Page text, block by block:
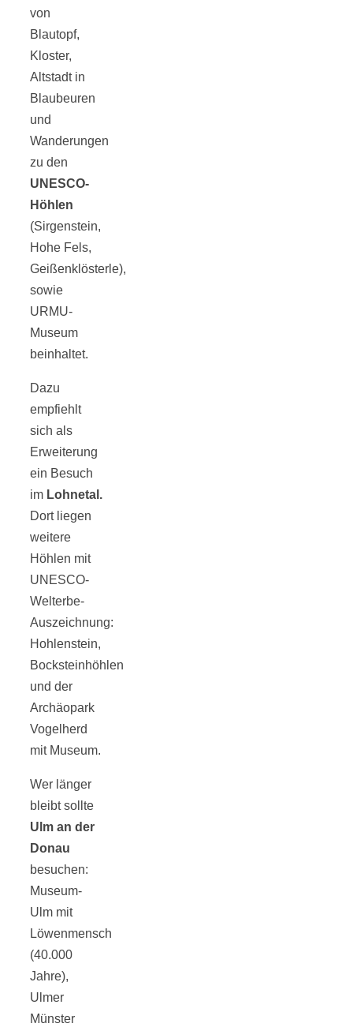
von
Blautopf,
Kloster,
Altstadt in
Blaubeuren
und
Wanderungen
zu den
UNESCO-
Höhlen
(Sirgenstein,
Hohe Fels,
Geißenklösterle),
sowie
URMU-
Museum
beinhaltet.
Dazu
empfiehlt
sich als
Erweiterung
ein Besuch
im Lohnetal.
Dort liegen
weitere
Höhlen mit
UNESCO-
Welterbe-
Auszeichnung:
Hohlenstein,
Bocksteinhöhlen
und der
Archäopark
Vogelherd
mit Museum.
Wer länger
bleibt sollte
Ulm an der
Donau
besuchen:
Museum-
Ulm mit
Löwenmensch
(40.000
Jahre),
Ulmer
Münster